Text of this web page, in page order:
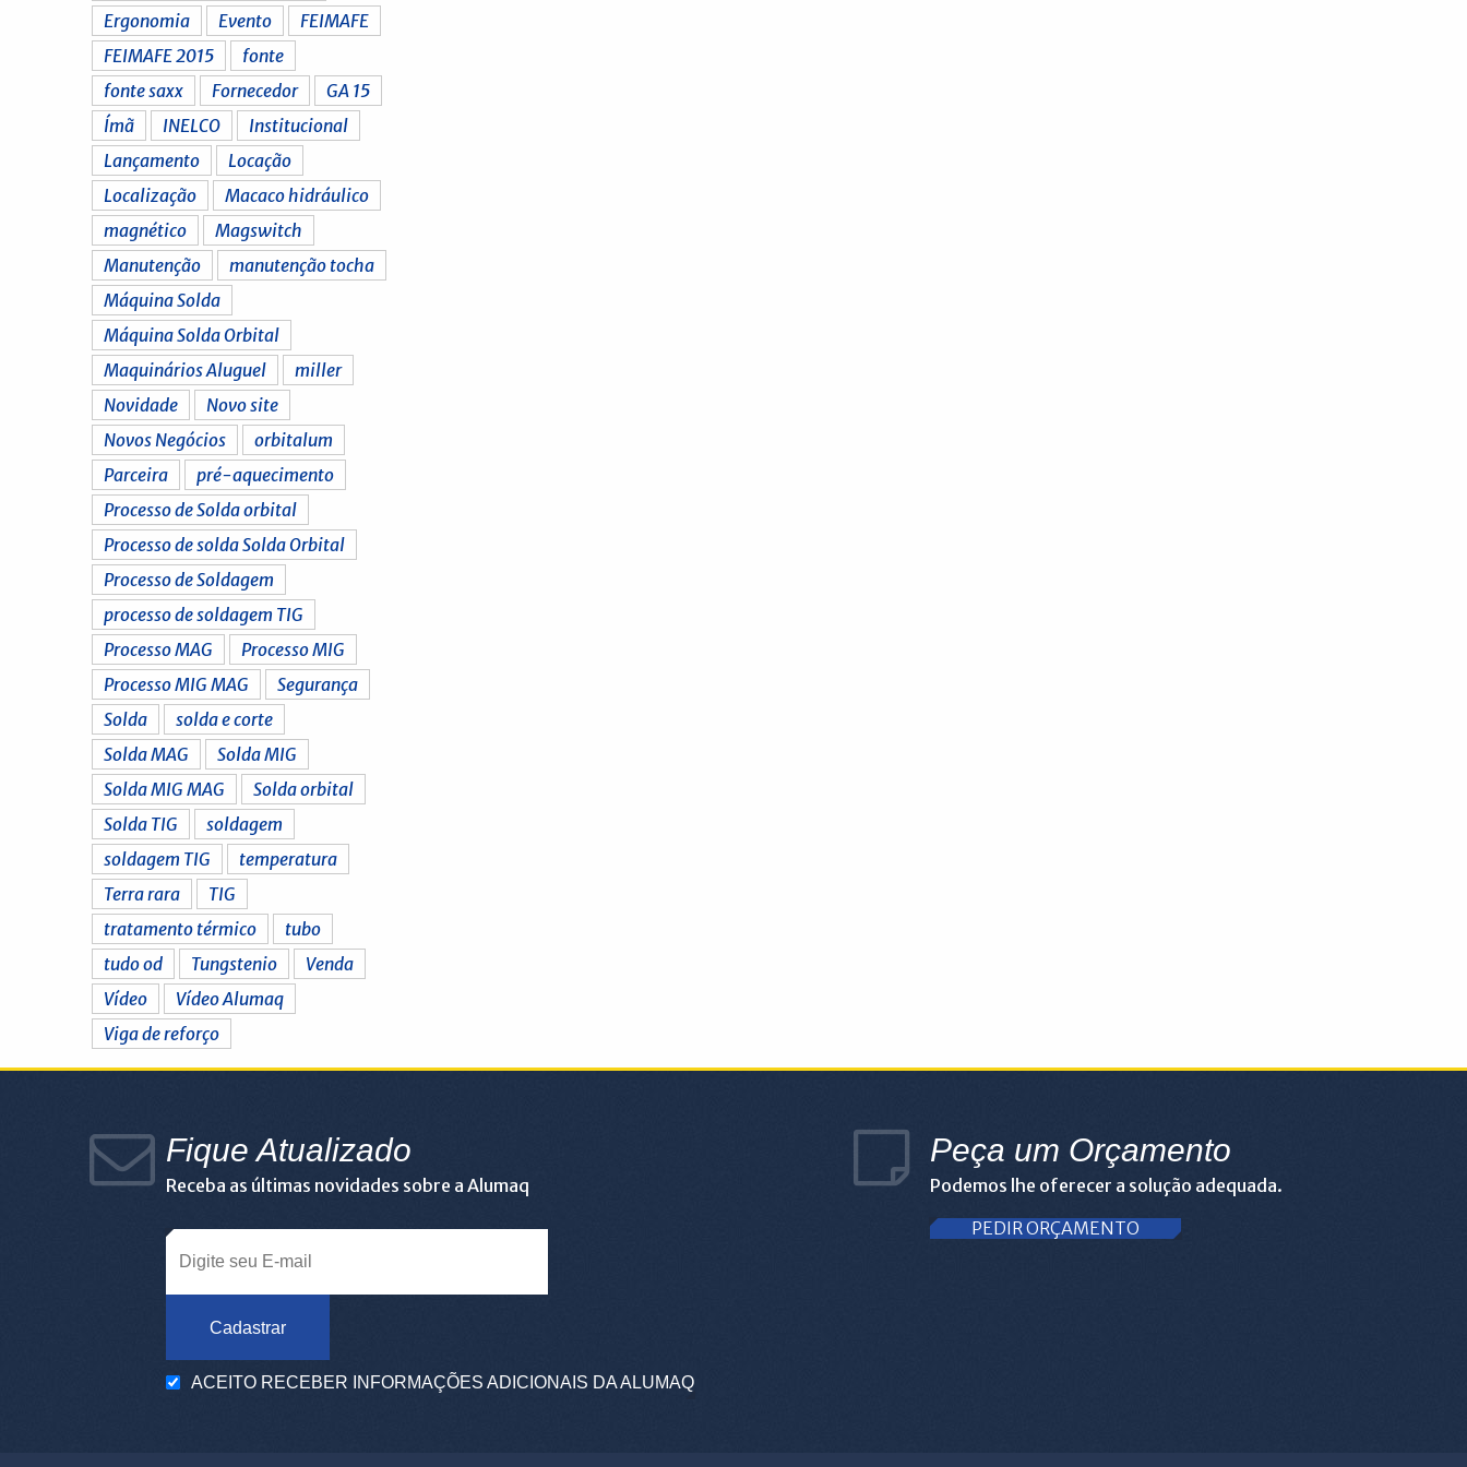
Ergonomia
Evento
FEIMAFE
FEIMAFE 2015
fonte
fonte saxx
Fornecedor
GA 15
Ímã
INELCO
Institucional
Lançamento
Locação
Localização
Macaco hidráulico
magnético
Magswitch
Manutenção
manutenção tocha
Máquina Solda
Máquina Solda Orbital
Maquinários Aluguel
miller
Novidade
Novo site
Novos Negócios
orbitalum
Parceira
pré-aquecimento
Processo de Solda orbital
Processo de solda Solda Orbital
Processo de Soldagem
processo de soldagem TIG
Processo MAG
Processo MIG
Processo MIG MAG
Segurança
Solda
solda e corte
Solda MAG
Solda MIG
Solda MIG MAG
Solda orbital
Solda TIG
soldagem
soldagem TIG
temperatura
Terra rara
TIG
tratamento térmico
tubo
tudo od
Tungstenio
Venda
Vídeo
Vídeo Alumaq
Viga de reforço
Fique Atualizado
Receba as últimas novidades sobre a Alumaq
Cadastrar
ACEITO RECEBER INFORMAÇÕES ADICIONAIS DA ALUMAQ
Peça um Orçamento
Podemos lhe oferecer a solução adequada.
PEDIR ORÇAMENTO